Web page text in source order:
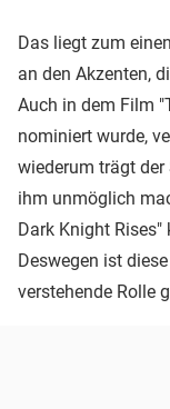
Das liegt zum
an den Akzenten,
Auch in dem Film
nominiert wurde,
wiederum trägt der
ihm unmöglich
Dark Knight
Deswegen ist
verstehende Rolle